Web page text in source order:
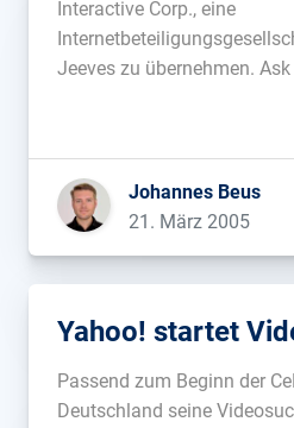
Interactive Corp., eine
Jeeves zu übernehmen.
Details sind noch nicht
Johannes Beus
21. März 2005
Yahoo! startet
Passend zum Beginn der
Deutschland seine